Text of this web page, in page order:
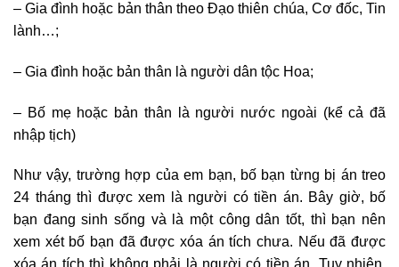
– Gia đình hoặc bản thân theo Đạo thiên chúa, Cơ đốc, Tin
lành…;
– Gia đình hoặc bản thân là người dân tộc Hoa;
– Bố mẹ hoặc bản thân là người nước ngoài (kể cả đã
nhập tịch)
Như vậy, trường hợp của em bạn, bố bạn từng bị án treo
24 tháng thì được xem là người có tiền án. Bây giờ, bố
bạn đang sinh sống và là một công dân tốt, thì bạn nên
xem xét bố bạn đã được xóa án tích chưa. Nếu đã được